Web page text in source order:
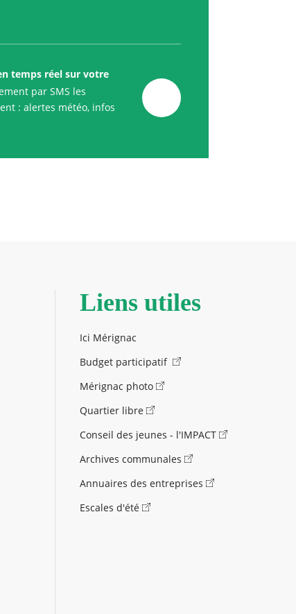
temps réel sur votre
par SMS les
: alertes météo, infos
Liens utiles
Ici Mérignac
Budget participatif
Mérignac photo
Quartier libre
Conseil des jeunes - l'IMPACT
Archives communales
Annuaires des entreprises
Escales d'été